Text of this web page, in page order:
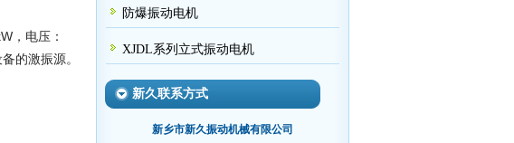
，电压：
的激振源。
防爆振动电机
XJDL系列立式振动电机
新久联系方式
新乡市新久振动机械有限公司